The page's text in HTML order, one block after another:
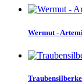
Wermut -